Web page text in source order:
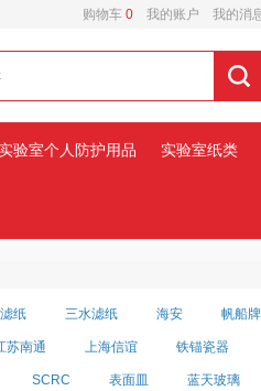
我的消
我的账户
购物车 0
实验室个人防护用品 实验室纸类
纸 三水滤纸 海安 帆船
苏南通 上海信谊 铁锚瓷器
SCRC 表面皿 蓝天玻璃